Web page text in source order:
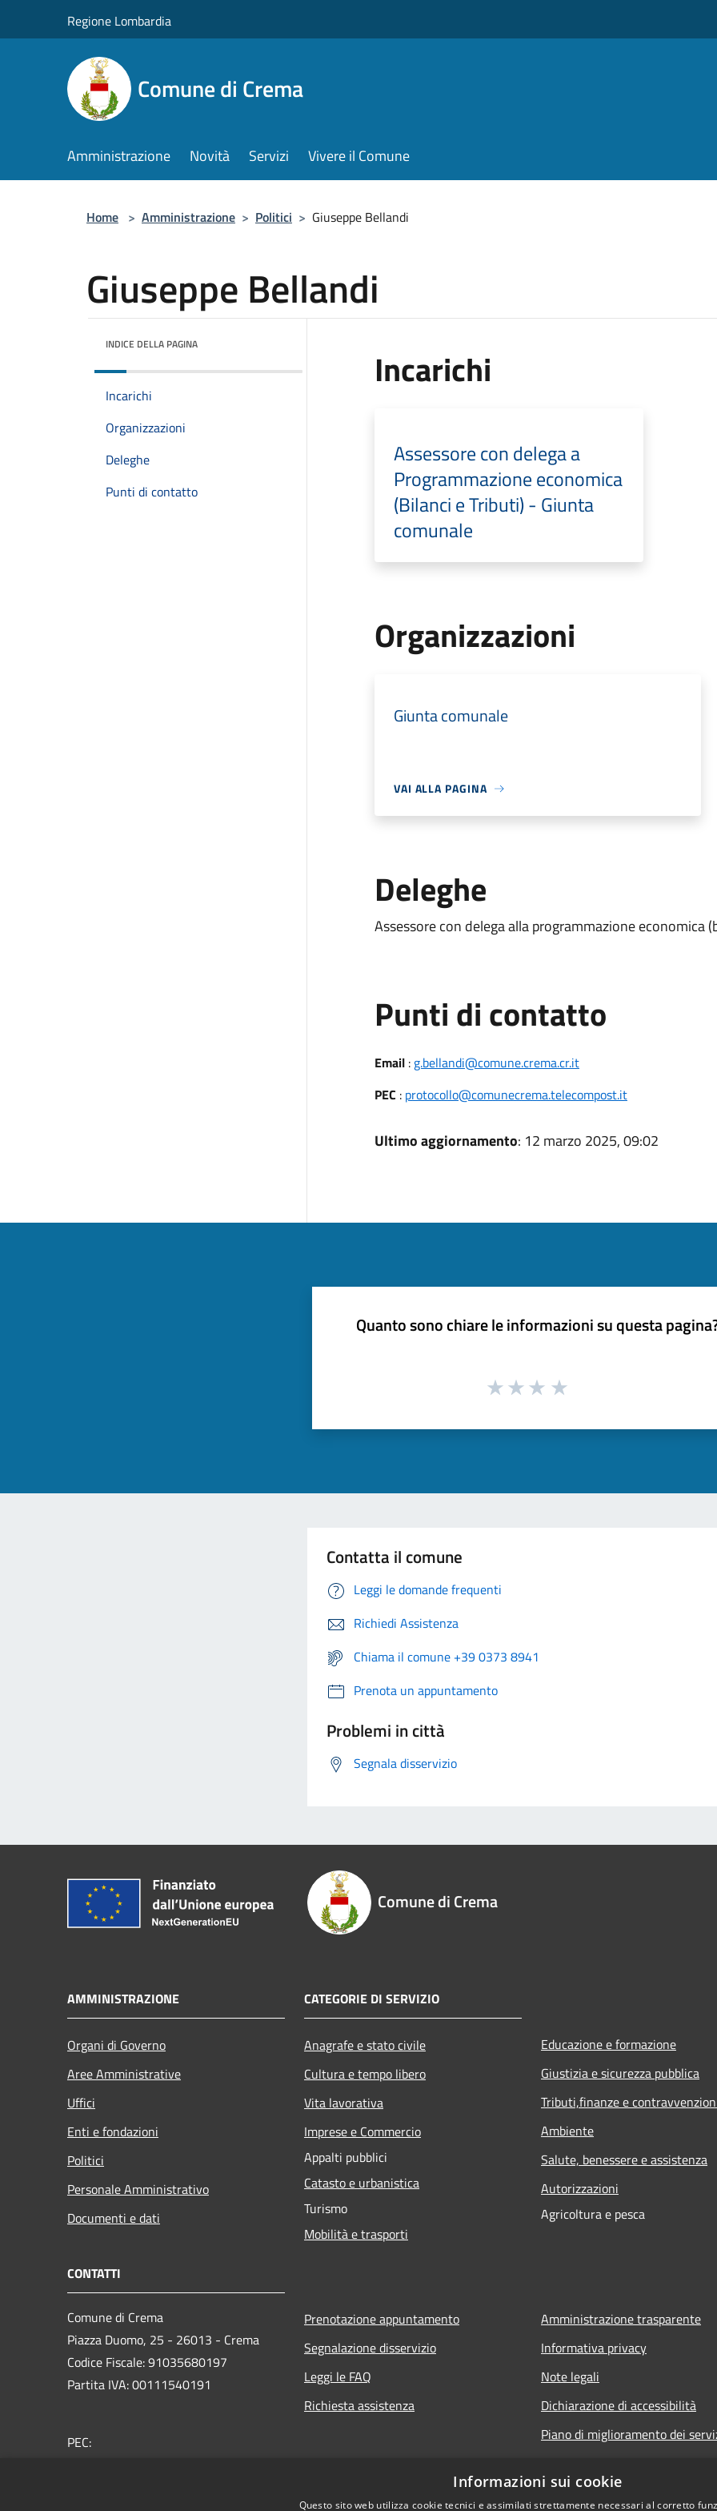
Regione Lombardia
Comune di Crema
Amministrazione Novità Servizi Vivere il Comune
Home > Amministrazione > Politici > Giuseppe Bellandi
Giuseppe Bellandi
INDICE DELLA PAGINA
Incarichi
Organizzazioni
Deleghe
Punti di contatto
Incarichi
Assessore con delega a
Programmazione economica
(Bilanci e Tributi) - Giunta
comunale
Organizzazioni
Giunta comunale
VAI ALLA PAGINA
Deleghe
Assessore con delega alla programmazione economica
Punti di contatto
Email: g.bellandi@comune.crema.cr.it
PEC : protocollo@comunecrema.telecompost.it
Ultimo aggiornamento: 12 marzo 2025, 09:02
Quanto sono chiare le informazioni su questa
Contatta il comune
Leggi le domande frequenti
Richiedi Assistenza
Chiama il comune +39 0373 8941
Prenota un appuntamento
Problemi in città
Segnala disservizio
Comune di Crema
AMMINISTRAZIONE
Organi di Governo
Aree Amministrative
Uffici
Enti e fondazioni
Politici
Personale Amministrativo
Documenti e dati
CATEGORIE DI SERVIZIO
Anagrafe e stato civile
Cultura e tempo libero
Vita lavorativa
Imprese e Commercio
Appalti pubblici
Catasto e urbanistica
Turismo
Mobilità e trasporti
Educazione e formazione
Giustizia e sicurezza pubblica
Tributi,finanze e
Ambiente
Salute, benessere e assistenza
Autorizzazioni
Agricoltura e pesca
CONTATTI
Comune di Crema
Piazza Duomo, 25 - 26013 - Crema
Codice Fiscale: 91035680197
Partita IVA: 00111540191
PEC:
Prenotazione appuntamento
Segnalazione disservizio
Leggi le FAQ
Richiesta assistenza
Amministrazione trasparente
Informativa privacy
Note legali
Dichiarazione di accessibilità
Piano di miglioramento dei
Informazioni sui cookie
Questo sito web utilizza cookie tecnici e assimilati strettamente necessari al corretto